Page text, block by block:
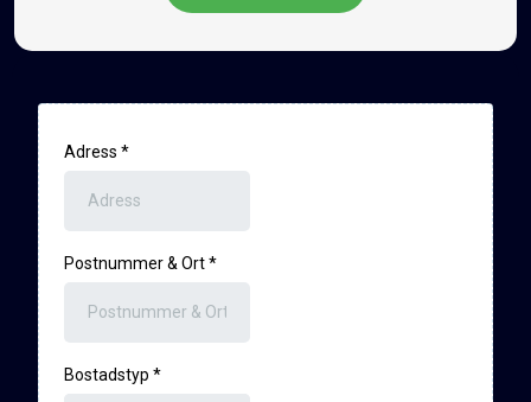
Adress *
Postnummer & Ort*
Bostadstyp *